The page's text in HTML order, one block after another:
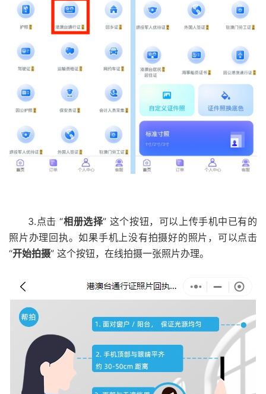
3.点击 “相册选择” 这个按钮，可以上传手机中已有的
照片办理回执。如果手机上没有拍摄好的照片，可以点击
“开始拍摄” 这个按钮，在线拍摄一张照片办理。